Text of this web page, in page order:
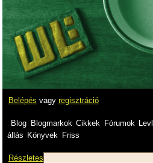
Belépés vagy regisztráció
Blog Blogmarkok Cikkek Fórumok
állás Könyvek Friss
Részletes